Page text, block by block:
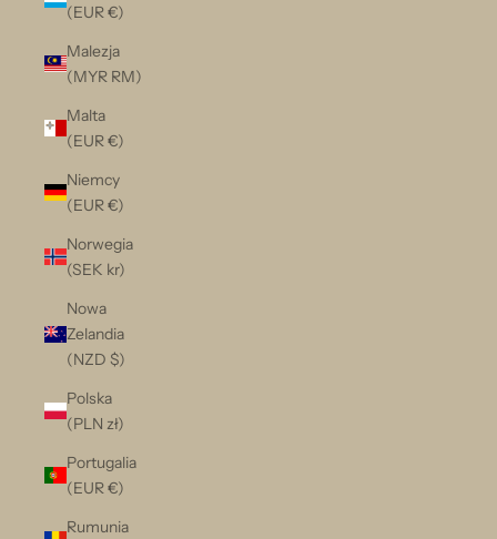
(EUR €)
Malezja
(MYR RM)
Malta
(EUR €)
Niemcy
(EUR €)
Norwegia
(SEK kr)
Nowa
Zelandia
(NZD $)
Polska
(PLN zł)
Portugalia
(EUR €)
Rumunia